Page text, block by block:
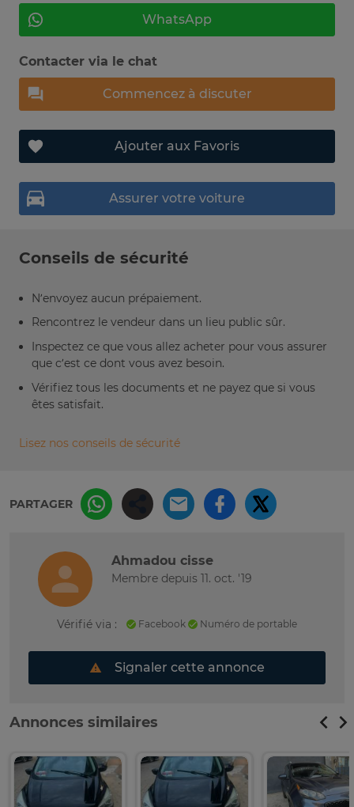
WhatsApp
Contacter via le chat
Commencez à discuter
Ajouter aux Favoris
Assurer votre voiture
Conseils de sécurité
N’envoyez aucun prépaiement.
Rencontrez le vendeur dans un lieu public sûr.
Inspectez ce que vous allez acheter pour vous assurer
que c’est ce dont vous avez besoin.
Vérifiez tous les documents et ne payez que si vous
êtes satisfait.
Lisez nos conseils de sécurité
PARTAGER
Ahmadou cisse
Membre depuis 11. oct. '19
Vérifié via : Facebook Numéro de portable
Signaler cette annonce
Annonces similaires